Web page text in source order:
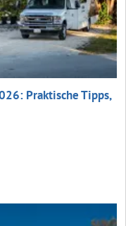
Praktische Tipps,